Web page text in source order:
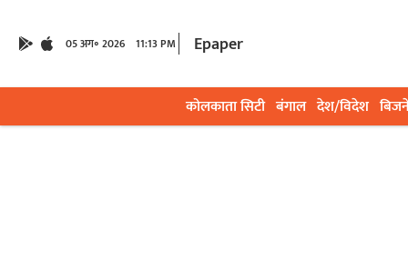
05 अग॰ 2026 11:13 PM Epaper
कोलकाता सिटी बंगाल देश/विदेश